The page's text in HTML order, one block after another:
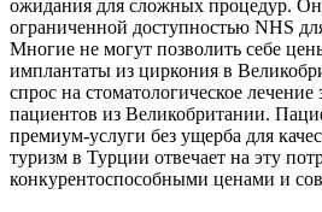
ожидания для сложных процедур.
ограниченной доступностью NHS
Многие не могут позволить себе
имплантаты из циркония в
спрос на стоматологическое лечение
пациентов из Великобритании.
премиум-услуги без ущерба для
туризм в Турции отвечает на эту
конкурентоспособными ценами и